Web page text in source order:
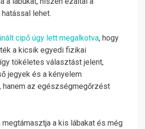
lehet.
cipő úgy lett megalkotva, hogy
a kicsik egyedi fizikai
tökéletes választást jelent,
jegyek és a kényelem
hanem az egészségmegőrzést
megtámasztja a kis lábakat és még